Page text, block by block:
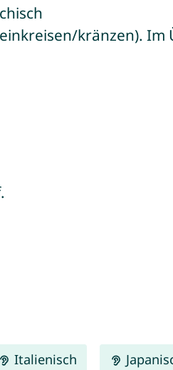
einkreisen/kränzen).
Italienisch